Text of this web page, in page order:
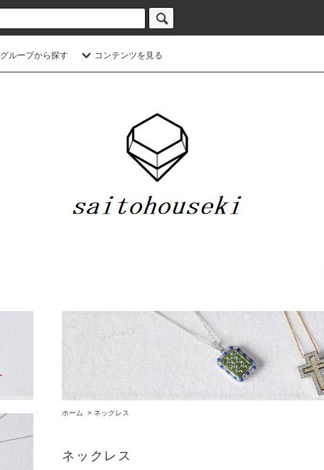
グループから探す コンテンツを見る
ホーム > ネックレス
ネックレス